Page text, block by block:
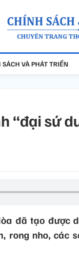
VÀ PHÁT TRIỂN
“đại sứ
đã tạo được
rong nho, các